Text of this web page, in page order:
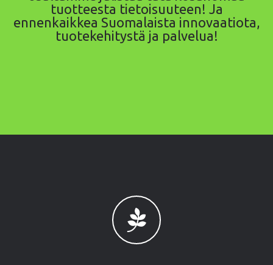
tuotteesta tietoisuuteen! Ja
ennenkaikkea Suomalaista innovaatiota,
tuotekehitystä ja palvelua!